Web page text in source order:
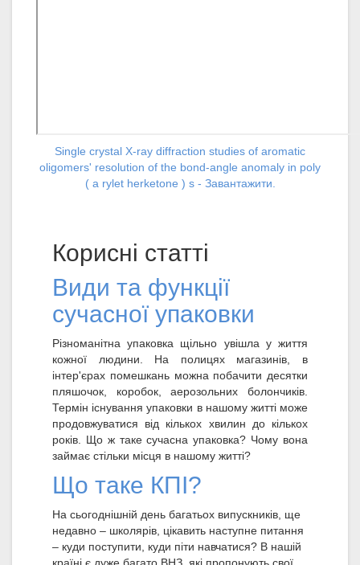
Single crystal X-ray diffraction studies of aromatic
oligomers' resolution of the bond-angle anomaly in poly
( a rylet herketone ) s - Завантажити.
Корисні статті
Види та функції
сучасної упаковки
Різноманітна упаковка щільно увішла у життя
кожної людини. На полицях магазинів, в
інтер'єрах помешкань можна побачити десятки
пляшочок, коробок, аерозольних болончиків.
Термін існування упаковки в нашому житті може
продовжуватися від кількох хвилин до кількох
років. Що ж таке сучасна упаковка? Чому вона
займає стільки місця в нашому житті?
Що таке КПІ?
На сьогоднішній день багатьох випускників, ще
недавно – школярів, цікавить наступне питання
– куди поступити, куди піти навчатися? В нашій